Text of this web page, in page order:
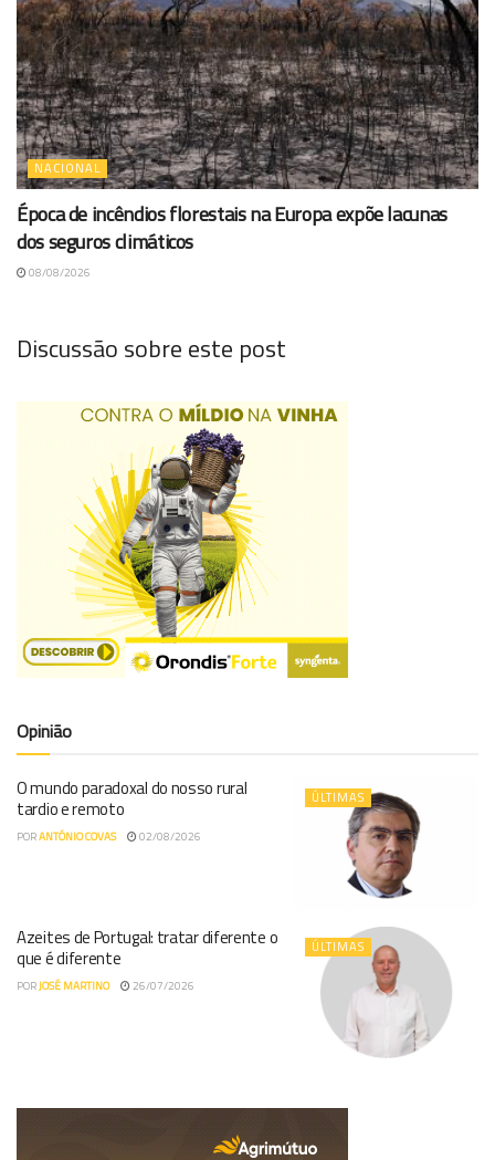
NACIONAL
Época de incêndios florestais na Europa expõe lacunas
dos seguros climáticos
08/08/2026
Discussão sobre este post
Opinião
ÚLTIMAS
O mundo paradoxal do nosso rural
tardio e remoto
PORANTÓNIO COVAS 02/08/2026
ÚLTIMAS
Azeites de Portugal: tratar diferente o
que é diferente
PORJOSÉ MARTINO 26/07/2026